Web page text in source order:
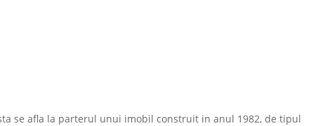
se afla la parterul unui imobil construit in anul 1982, de tipul